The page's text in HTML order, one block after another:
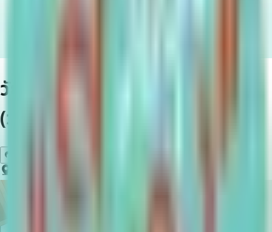
วัยรุ่นมีของ Crew camp 2026
(วันที่ 6 มิถุนายน 2026)